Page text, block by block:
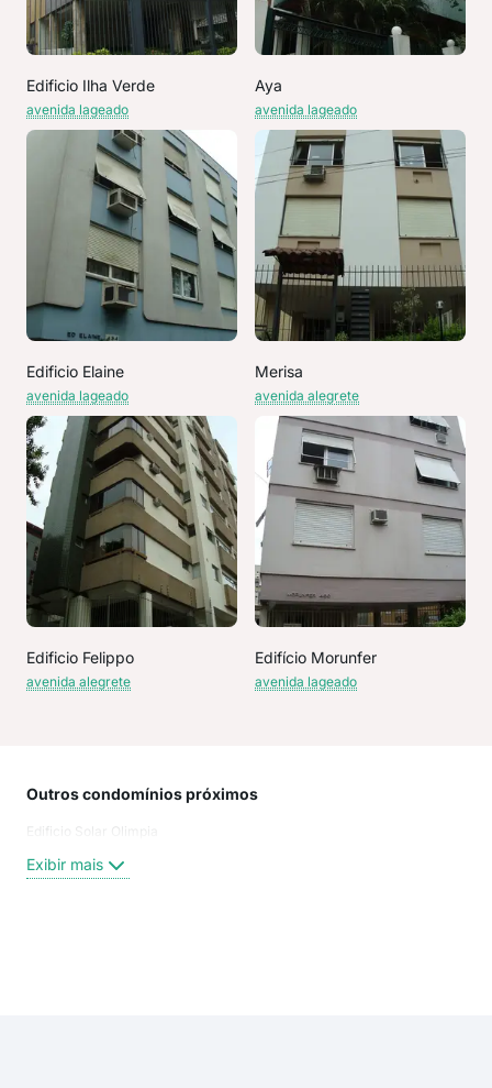
Edificio Ilha Verde
avenida lageado
Aya
avenida lageado
Edificio Elaine
avenida lageado
Merisa
avenida alegrete
Edificio Felippo
avenida alegrete
Edifício Morunfer
avenida lageado
Outros condomínios próximos
Edificio Solar Olimpia
Exibir mais